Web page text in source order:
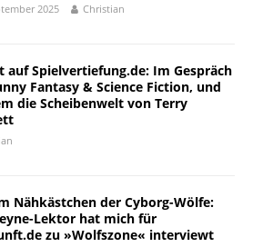
2025 Christian
auf Spielvertiefung.de: Im Gespräch
Fantasy & Science Fiction, und
die Scheibenwelt von Terry
Nähkästchen der Cyborg-Wölfe:
Lektor hat mich für
zu »Wolfszone« interviewt